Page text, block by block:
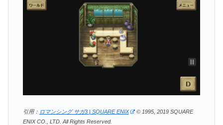
引用： ロマンシング サガ3 | SQUARE ENIX
© 1995, 2019 SQUARE
ENIX CO., LTD. All Rights Reserved.